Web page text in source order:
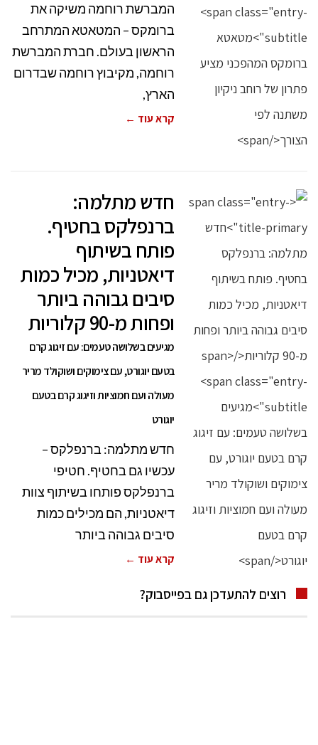
המברשת רוחמה משיקה את
ברומקס – המטאטא המתרחב
הראשון בעולם. חברת המברשת
רוחמה, מקיבוץ רוחמה שבדרום
הארץ,
קרא עוד ←
חדש מתלמה:
ברנפלקס בחטיף.
פותח בשיתוף
דיאטניות, מכיל כמות
סיבים גבוהה ביותר
ופחות מ-90 קלוריות
מגיעים בשלושה טעמים: עם זיגוג קרם
בטעם יוגורט, עם צימוקים ושוקולד מריר
מעולה ועם חמוציות וזיגוג קרם בטעם
יוגורט
חדש מתלמה: ברנפלקס –
עכשיו גם בחטיף. חטיפי
ברנפלקס פותחו בשיתוף צוות
דיאטניות, הם מכילים כמות
סיבים גבוהה ביותר
קרא עוד ←
רוצים להתעדכן גם בפייסבוק?